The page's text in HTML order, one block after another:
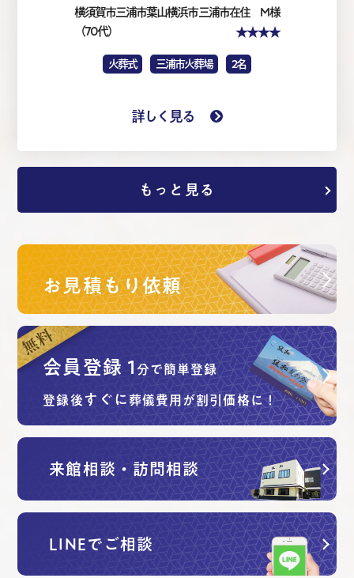
横須賀市三浦市葉山横浜市三浦市在住 M 様
（70代）
★★★★
火葬式 三浦市火葬場 2名
詳しく見る
もっと見る
お見積もり依頼
会員登録 1 分で簡単登録
登録後すぐに 葬儀費用が割引価格に！
来館相談・訪問相談
LINEでご相談